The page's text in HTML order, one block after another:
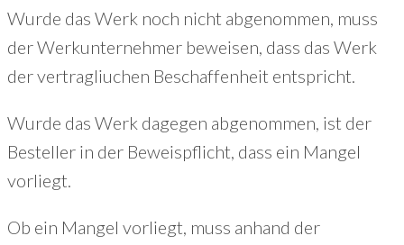
Wurde das Werk noch nicht abgenommen, muss
der Werkunternehmer beweisen, dass das Werk
der vertragliuchen Beschaffenheit entspricht.
Wurde das Werk dagegen abgenommen, ist der
Besteller in der Beweispflicht, dass ein Mangel
vorliegt.
Ob ein Mangel vorliegt, muss anhand der